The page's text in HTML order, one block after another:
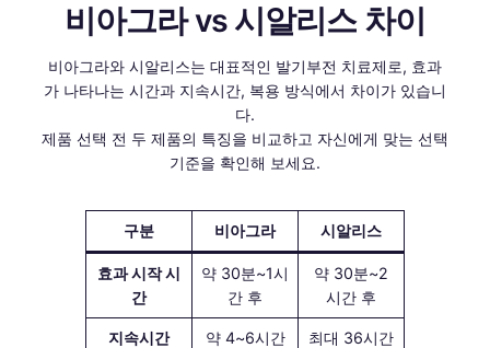
비아그라 vs 시알리스 차이
비아그라와 시알리스는 대표적인 발기부전 치료제로, 효과
가 나타나는 시간과 지속시간, 복용 방식에서 차이가 있습니
다.
제품 선택 전 두 제품의 특징을 비교하고 자신에게 맞는 선택
기준을 확인해 보세요.
구분 비아그라 시알리스
효과 시작 시
간
약 30분~1시
간 후
약 30분~2
시간 후
지속시간 약 4~6시간 최대 36시간